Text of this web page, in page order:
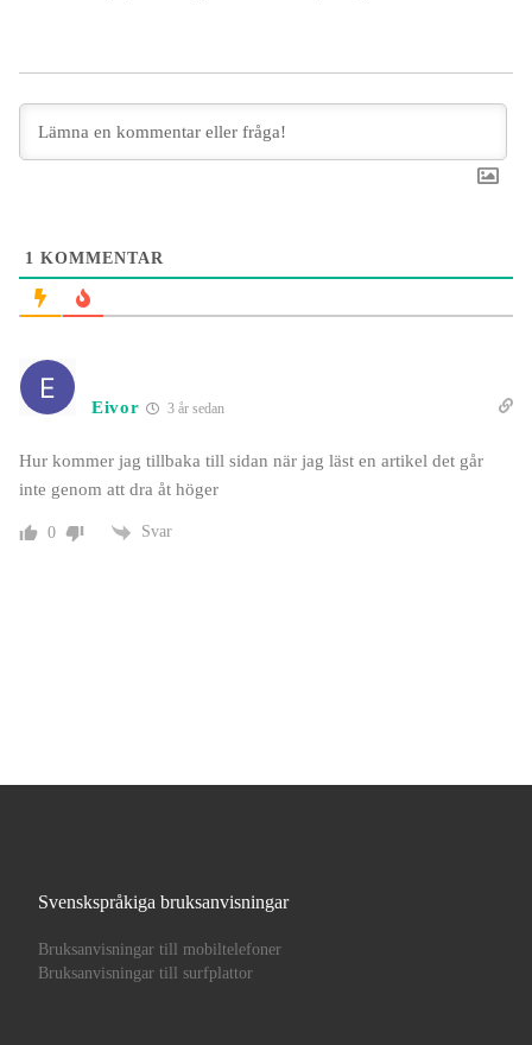
1 KOMMENTAR
Eivor 3 år sedan
Hur kommer jag tillbaka till sidan när jag läst en artikel det går
inte genom att dra åt höger
0 Svar
Svenskspråkiga bruksanvisningar
Bruksanvisningar till mobiltelefoner
Bruksanvisningar till surfplattor